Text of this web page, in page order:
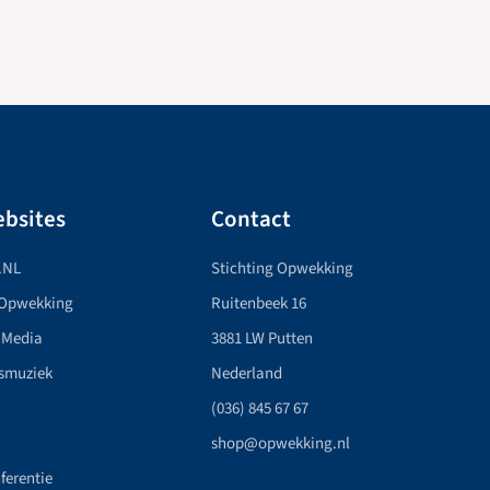
Contact
Stichting Opwekking
Ruitenbeek 16
3881 LW Putten
Nederland
(036) 845 67 67
shop@opwekking.nl